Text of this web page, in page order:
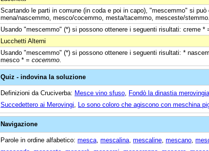
Scartando le parti in comune (in coda e poi in capo), "mescemmo" si può
mena/nascemmo, mesco/cocemmo, mesta/tacemmo, mesceste/stemmo.
Usando "mescemmo" (*) si possono ottenere i seguenti risultati: creme *
Lucchetti Alterni
Usando "mescemmo" (*) si possono ottenere i seguenti risultati: *
mesco * = cocemmo
Quiz - indovina la soluzione
Definizioni da Cruciverba: Mesce vino sfuso Fondò la dinastia merovingia
Succedettero ai Merovingi
Lo sono coloro che agiscono con meschina
Navigazione
Parole in ordine alfabetico: mesca mescalina mescaline mescano